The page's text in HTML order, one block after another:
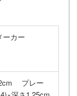
ーカー
プレー